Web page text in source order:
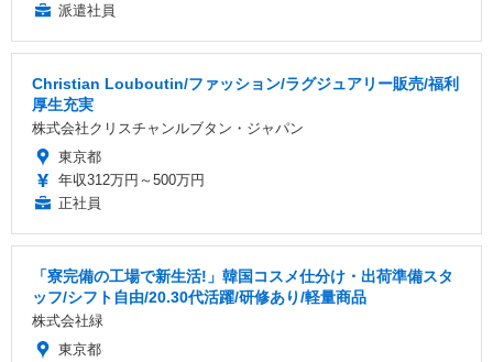
派遣社員
Christian Louboutin/ファッション/ラグジュアリー販売/福利
厚生充実
株式会社クリスチャンルブタン・ジャパン
東京都
年収312万円～500万円
正社員
「寮完備の工場で新生活!」韓国コスメ仕分け・出荷準備スタ
ッフ/シフト自由/20.30代活躍/研修あり/軽量商品
株式会社緑
東京都